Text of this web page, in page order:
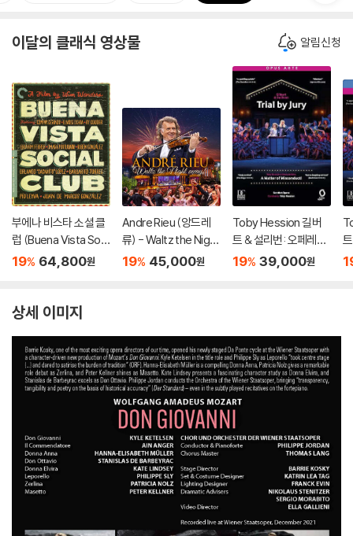
이달의 클래식 영상물 알림신청
부에나 비스타 소셜 클
럽 (Buena Vista Soci
al Club - The Criterio
19% 64,800원
Andre Rieu (앙드레
류) - Waltz the Night
Away! [DVD]
19% 45,000원
Toby Hession 길버
트 & 설리번: 오페레타 `
배심재판` 외 (Gilbert
19% 39,000원
상세 이미지